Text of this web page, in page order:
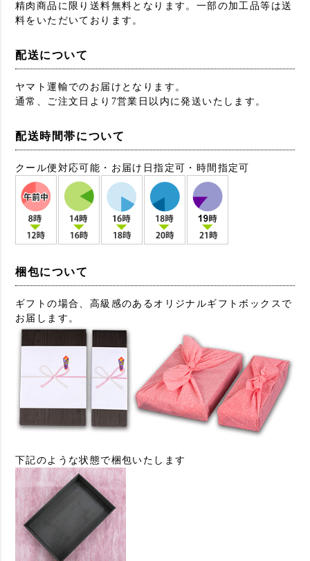
精肉商品に限り送料無料となります。一部の加工品等は送
料をいただいております。
配送について
ヤマト運輸でのお届けとなります。
通常、ご注文日より7営業日以内に発送いたします。
配送時間帯について
クール便対応可能・お届け日指定可・時間指定可
梱包について
ギフトの場合、高級感のあるオリジナルギフトボックスで
お届します。
下記のような状態で梱包いたします